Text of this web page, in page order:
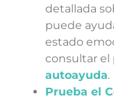
detallada
puede
estado
consultar el
autoayuda.
Prueba el